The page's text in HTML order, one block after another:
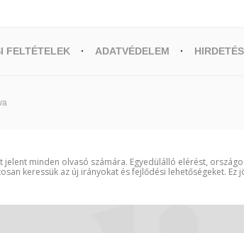
FELTÉTELEK ADATVÉDELEM
minden olvasó számára. Egyedülálló elérést,
keressük az új irányokat és fejlődési lehetőségeket. Ez